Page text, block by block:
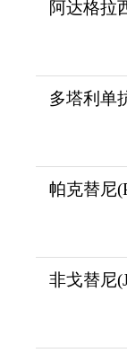
阿达格拉
多塔利单
帕克替尼
非戈替尼